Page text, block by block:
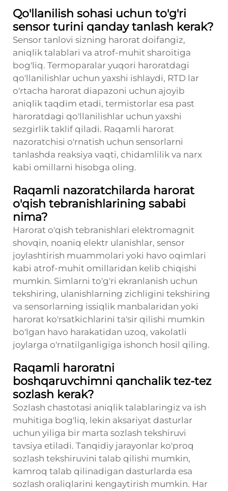
Qo'llanilish sohasi uchun to'g'ri
sensor turini qanday tanlash kerak?
Sensor tanlovi sizning harorat doifangiz,
aniqlik talablari va atrof-muhit sharoitiga
bog'liq. Termoparalar yuqori haroratdagi
qo'llanilishlar uchun yaxshi ishlaydi, RTD lar
o'rtacha harorat diapazoni uchun ajoyib
aniqlik taqdim etadi, termistorlar esa past
haroratdagi qo'llanilishlar uchun yaxshi
sezgirlik taklif qiladi. Raqamli harorat
nazoratchisi o'rnatish uchun sensorlarni
tanlashda reaksiya vaqti, chidamlilik va narx
kabi omillarni hisobga oling.
Raqamli nazoratchilarda harorat
o'qish tebranishlarining sababi
nima?
Harorat o'qish tebranishlari elektromagnit
shovqin, noaniq elektr ulanishlar, sensor
joylashtirish muammolari yoki havo oqimlari
kabi atrof-muhit omillaridan kelib chiqishi
mumkin. Simlarni to'g'ri ekranlanish uchun
tekshiring, ulanishlarning zichligini tekshiring
va sensorlarning issiqlik manbalaridan yoki
harorat ko'rsatkichlarini ta'sir qilishi mumkin
bo'lgan havo harakatidan uzoq, vakolatli
joylarga o'rnatilganligiga ishonch hosil qiling.
Raqamli haroratni
boshqaruvchimni qanchalik tez-tez
sozlash kerak?
Sozlash chastotasi aniqlik talablaringiz va ish
muhitiga bog'liq, lekin aksariyat dasturlar
uchun yiliga bir marta sozlash tekshiruvi
tavsiya etiladi. Tanqidiy jarayonlar ko'proq
sozlash tekshiruvini talab qilishi mumkin,
kamroq talab qilinadigan dasturlarda esa
sozlash oraliqlarini kengaytirish mumkin. Har